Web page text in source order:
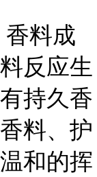
料成
反应生
持久香
料、护
和的挥